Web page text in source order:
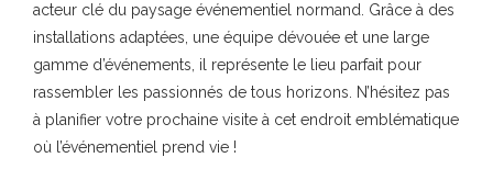
acteur clé du paysage événementiel normand. Grâce à des
installations adaptées, une équipe dévouée et une large
gamme d’événements, il représente le lieu parfait pour
rassembler les passionnés de tous horizons. N’hésitez pas
à planifier votre prochaine visite à cet endroit emblématique
où l’événementiel prend vie !